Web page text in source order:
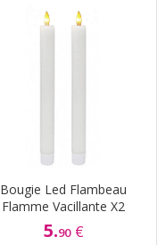
Bougie Led Flambeau
Flamme Vacillante X2
5.90 €